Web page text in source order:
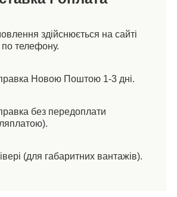
здійснюється на сайті
телефону.
Новою Поштою 1-3 дні.
без передоплати
(для габаритних вантажів).